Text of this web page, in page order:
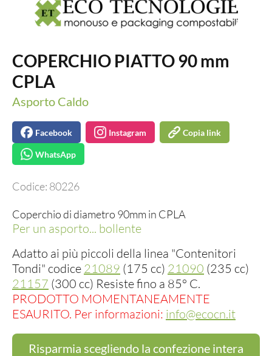
COPERCHIO PIATTO 90 mm
CPLA
Asporto Caldo
Facebook Instagram Copia link
WhatsApp
Codice: 80226
Coperchio di diametro 90mm in CPLA
Per un asporto... bollente
Adatto ai più piccoli della linea "Contenitori
Tondi" codice 21089 (175 cc) 21090 (235 cc)
21157 (300 cc) Resiste fino a 85° C.
PRODOTTO MOMENTANEAMENTE
ESAURITO. Per informazioni: info@ecocn.it
Risparmia scegliendo la confezione intera